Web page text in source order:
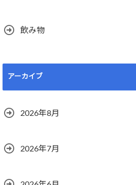
飲み物
アーカイブ
2026年8月
2026年7月